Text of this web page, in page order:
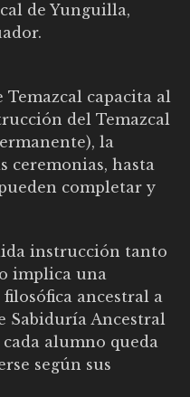
de Yunguilla,
Temazcal capacita al
del Temazcal
la
ceremonias, hasta
completar y
instrucción tanto
implica una
ancestral a
Sabiduría Ancestral
cada alumno queda
según sus